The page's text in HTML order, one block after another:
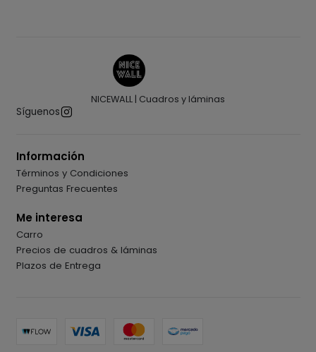
NICEWALL | Cuadros y láminas
Síguenos
Información
Términos y Condiciones
Preguntas Frecuentes
Me interesa
Carro
Precios de cuadros & láminas
Plazos de Entrega